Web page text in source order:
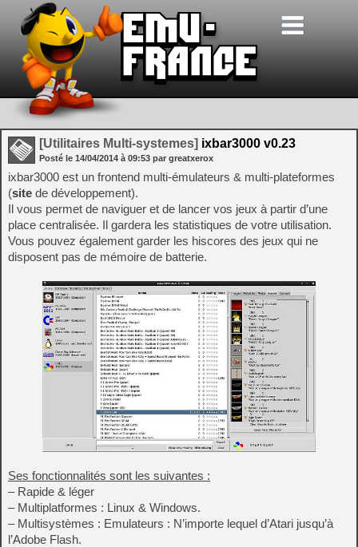
[Utilitaires Multi-systemes] ixbar3000 v0.23
Posté le 14/04/2014 à 09:53 par greatxerox
ixbar3000 est un frontend multi-émulateurs & multi-plateformes
(site de développement).
Il vous permet de naviguer et de lancer vos jeux à partir d’une
place centralisée. Il gardera les statistiques de votre utilisation.
Vous pouvez également garder les hiscores des jeux qui ne
disposent pas de mémoire de batterie.
Ses fonctionnalités sont les suivantes :
– Rapide & léger
– Multiplatformes : Linux & Windows.
– Multisystèmes : Emulateurs : N’importe lequel d’Atari jusqu’à
l’Adobe Flash.